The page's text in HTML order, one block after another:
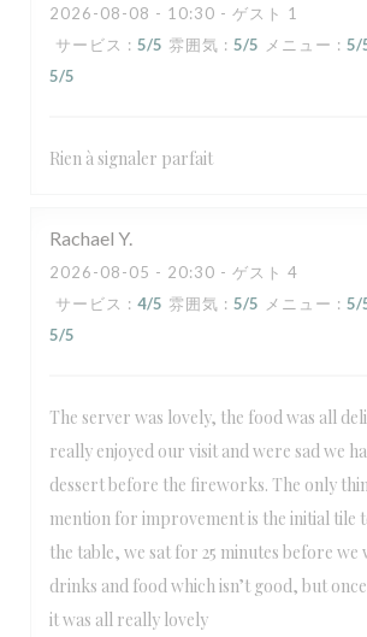
2026-08-08 - 10:30 - ゲスト 1
サービス : 5/5 雰囲気 : 5/5 メニュー : 5/
5/5
Rien à signaler parfait
Rachael Y
2026-08-05 - 20:30 - ゲスト 4
サービス : 4/5 雰囲気 : 5/5 メニュー : 5/
5/5
The server was lovely, the food was all
really enjoyed our visit and were sad we
dessert before the fireworks. The only
mention for improvement is the initial tile
the table, we sat for 25 minutes before
drinks and food which isn’t good, but
it was all really lovely